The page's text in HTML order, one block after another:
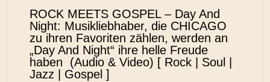
ROCK MEETS GOSPEL – Day And
Night: Musikliebhaber, die CHICAGO
zu ihren Favoriten zählen, werden an
„Day And Night“ ihre helle Freude
haben (Audio & Video) [ Rock | Soul |
Jazz | Gospel ]